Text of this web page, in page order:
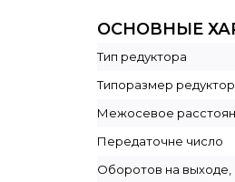
ОСНОВНЫЕ
Тип редуктора
Типоразмер
Межосевое
Передаточне число
Оборотов на выходе,